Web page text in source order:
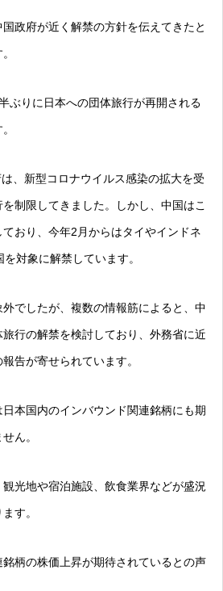
政府が近く解禁の方針を伝えてきたと
ぶりに日本への団体旅行が再開される
、新型コロナウイルス感染の拡大を受
制限してきました。しかし、中国はこ
おり、今年2月からはタイやインドネ
対象に解禁しています。
でしたが、複数の情報筋によると、中
行の解禁を検討しており、外務省に近
告が寄せられています。
本国内のインバウンド関連銘柄にも期
ん。
光地や宿泊施設、飲食業界などが盛況
す。
柄の株価上昇が期待されているとの声